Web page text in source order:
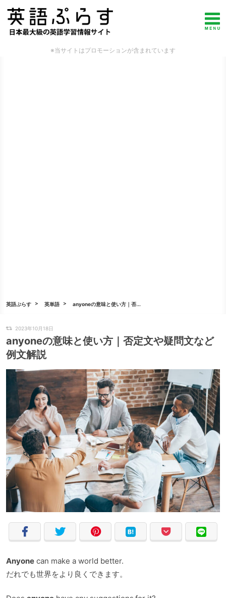
※当サイトはプロモーションが含まれています
英語ぷらす 英単語 anyoneの意味と使い方｜否...
2023年10月18日
anyoneの意味と使い方｜否定文や疑問文など
例文解説
Anyonecan make a world better.
だれでも世界をより良くできます。